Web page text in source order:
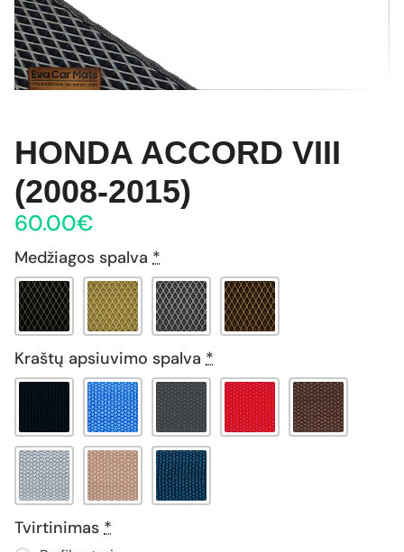
HONDA ACCORD VIII
(2008-2015)
60.00€
Medžiagos spalva *
Kraštų apsiuvimo spalva *
Tvirtinimas *